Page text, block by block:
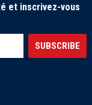
et inscrivez-vous